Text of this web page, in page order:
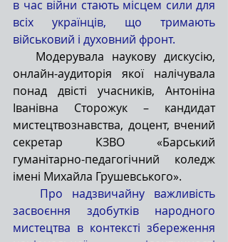
в час війни стають місцем сили для
всіх українців, що тримають
військовий і духовний фронт.
Модерувала наукову дискусію,
онлайн-аудиторія якої налічувала
понад двісті учасників, Антоніна
Іванівна Сторожук – кандидат
мистецтвознавства, доцент, вчений
секретар КЗВО «Барський
гуманітарно-педагогічний коледж
імені Михайла Грушевського».
Про надзвичайну важливість
засвоєння здобутків народного
мистецтва в контексті збереження